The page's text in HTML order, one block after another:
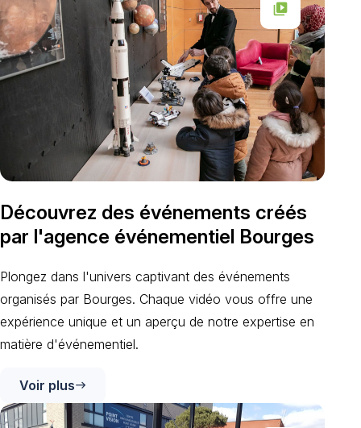
Découvrez des événements créés
par l'agence événementiel Bourges
Plongez dans l'univers captivant des événements
organisés par Bourges. Chaque vidéo vous offre une
expérience unique et un aperçu de notre expertise en
matière d'événementiel.
Voir pluseast
video_library